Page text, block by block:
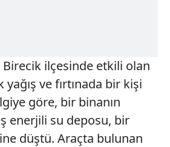
Birecik ilçesinde etkili olan
ve fırtınada bir kişi
göre, bir binanın
enerjili su deposu, bir
düştü. Araçta bulunan